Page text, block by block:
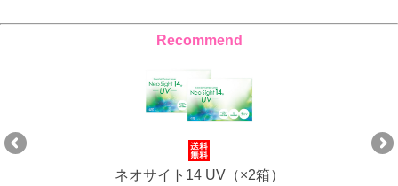
Recommend
ネオサイト14 UV（×2箱）